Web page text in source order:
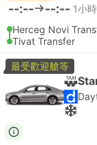
--:-- --:-- 1小
Herceg Novi
Tivat Transfer
最受歡迎艙等